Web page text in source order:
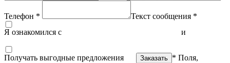
Телефон *
Текст сообщения *
Я ознакомился с
и
Получать выгодные предложения
* Поля,